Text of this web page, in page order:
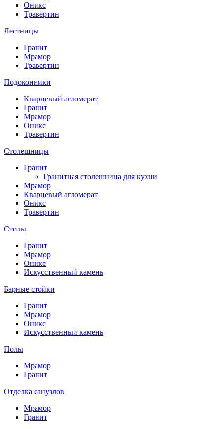
Оникс
Травертин
Лестницы
Гранит
Мрамор
Травертин
Подоконники
Кварцевый агломерат
Гранит
Мрамор
Оникс
Травертин
Столешницы
Гранит
Гранитная столешница для кухни
Мрамор
Кварцевый агломерат
Оникс
Травертин
Столы
Гранит
Мрамор
Оникс
Искусственный камень
Барные стойки
Гранит
Мрамор
Оникс
Искусственный камень
Полы
Мрамор
Гранит
Отделка санузлов
Мрамор
Гранит